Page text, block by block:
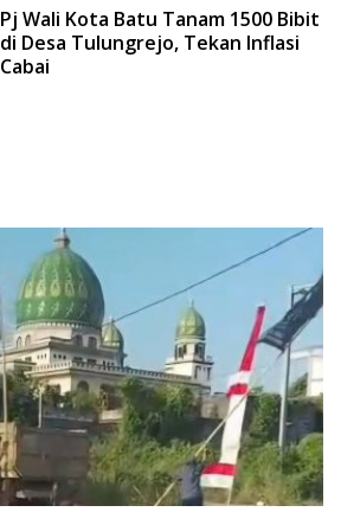
Pj Wali Kota Batu Tanam 1500 Bibit
di Desa Tulungrejo, Tekan Inflasi
Cabai